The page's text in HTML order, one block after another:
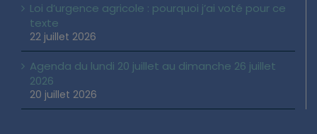
Loi d’urgence agricole : pourquoi j’ai voté pour ce
texte
22 juillet 2026
Agenda du lundi 20 juillet au dimanche 26 juillet
2026
20 juillet 2026